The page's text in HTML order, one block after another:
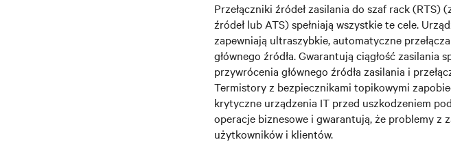
Przełączniki źródeł zasilania do szaf rack
źródeł lub ATS) spełniają wszystkie te cele.
zapewniają ultraszybkie, automatyczne
głównego źródła. Gwarantują ciągłość
przywrócenia głównego źródła zasilania i
Termistory z bezpiecznikami topikowymi
krytyczne urządzenia IT przed uszkodzeniem
operacje biznesowe i gwarantują, że problemy z
użytkowników i klientów.